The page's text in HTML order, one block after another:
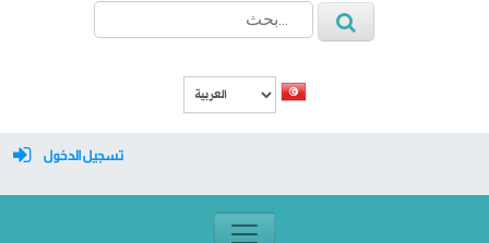
تسجيل الدخول
معرف تسجيل الدخول